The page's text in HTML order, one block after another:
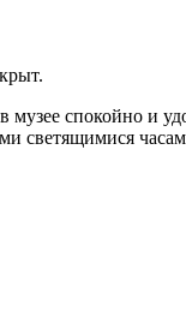
спокойно и
светящимися